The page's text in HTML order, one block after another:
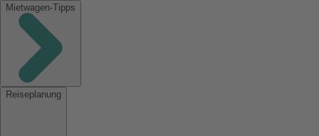
Mietwagen-Tipps
Reiseplanung